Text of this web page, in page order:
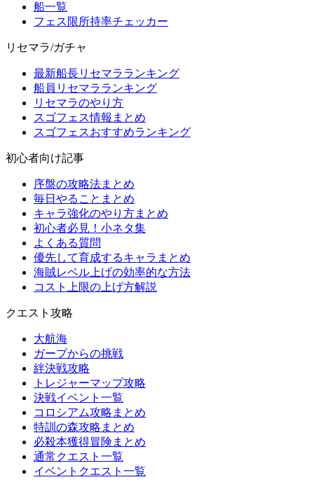
船一覧
フェス限所持率チェッカー
リセマラ/ガチャ
最新船長リセマラランキング
船員リセマラランキング
リセマラのやり方
スゴフェス情報まとめ
スゴフェスおすすめランキング
初心者向け記事
序盤の攻略法まとめ
毎日やることまとめ
キャラ強化のやり方まとめ
初心者必見！小ネタ集
よくある質問
優先して育成するキャラまとめ
海賊レベル上げの効率的な方法
コスト上限の上げ方解説
クエスト攻略
大航海
ガープからの挑戦
絆決戦攻略
トレジャーマップ攻略
決戦イベント一覧
コロシアム攻略まとめ
特訓の森攻略まとめ
必殺本獲得冒険まとめ
通常クエスト一覧
イベントクエスト一覧